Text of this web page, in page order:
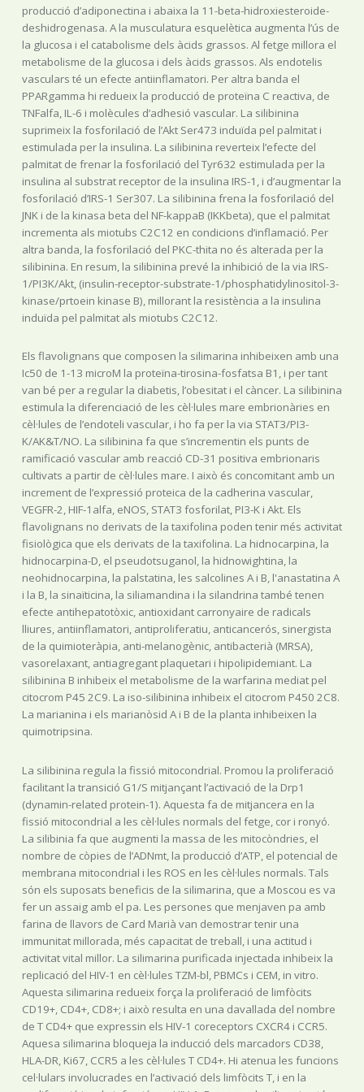
producció d’adiponectina i abaixa la 11-beta-hidroxiesteroide-
deshidrogenasa. A la musculatura esquelètica augmenta l’ús de
la glucosa i el catabolisme dels àcids grassos. Al fetge millora el
metabolisme de la glucosa i dels àcids grassos. Als endotelis
vasculars té un efecte antiinflamatori. Per altra banda el
PPARgamma hi redueix la producció de proteïna C reactiva, de
TNFalfa, IL-6 i molècules d’adhesió vascular. La silibinina
suprimeix la fosforilació de l’Akt Ser473 induïda pel palmitat i
estimulada per la insulina. La silibinina reverteix l’efecte del
palmitat de frenar la fosforilació del Tyr632 estimulada per la
insulina al substrat receptor de la insulina IRS-1, i d’augmentar la
fosforilació d’IRS-1 Ser307. La silibinina frena la fosforilació del
JNK i de la kinasa beta del NF-kappaB (IKKbeta), que el palmitat
incrementa als miotubs C2C12 en condicions d’inflamació. Per
altra banda, la fosforilació del PKC-thita no és alterada per la
silibinina. En resum, la silibinina prevé la inhibició de la via IRS-
1/PI3K/Akt, (insulin-receptor-substrate-1/phosphatidylinositol-3-
kinase/prtoein kinase B), millorant la resistència a la insulina
induïda pel palmitat als miotubs C2C12.
Els flavolignans que composen la silimarina inhibeixen amb una
Ic50 de 1-13 microM la proteïna-tirosina-fosfatsa B1, i per tant
van bé per a regular la diabetis, l’obesitat i el càncer. La silibinina
estimula la diferenciació de les cèl·lules mare embrionàries en
cèl·lules de l’endoteli vascular, i ho fa per la via STAT3/PI3-
K/AK&T/NO. La silibinina fa que s’incrementin els punts de
ramificació vascular amb reacció CD-31 positiva embrionaris
cultivats a partir de cèl·lules mare. I això és concomitant amb un
increment de l’expressió proteica de la cadherina vascular,
VEGFR-2, HIF-1alfa, eNOS, STAT3 fosforilat, PI3-K i Akt. Els
flavolignans no derivats de la taxifolina poden tenir més activitat
fisiològica que els derivats de la taxifolina. La hidnocarpina, la
hidnocarpina-D, el pseudotsuganol, la hidnowightina, la
neohidnocarpina, la palstatina, les salcolines A i B, l'anastatina A
i la B, la sinaïticina, la siliamandina i la silandrina també tenen
efecte antihepatotòxic, antioxidant carronyaire de radicals
lliures, antiinflamatori, antiproliferatiu, anticancerós, sinergista
de la quimioteràpia, anti-melanogènic, antibacterià (MRSA),
vasorelaxant, antiagregant plaquetari i hipolipidemiant. La
silibinina B inhibeix el metabolisme de la warfarina mediat pel
citocrom P45 2C9. La iso-silibinina inhibeix el citocrom P450 2C8.
La marianina i els marianòsid A i B de la planta inhibeixen la
quimotripsina.
La silibinina regula la fissió mitocondrial. Promou la proliferació
facilitant la transició G1/S mitjançant l’activació de la Drp1
(dynamin-related protein-1). Aquesta fa de mitjancera en la
fissió mitocondrial a les cèl·lules normals del fetge, cor i ronyó.
La silibinia fa que augmenti la massa de les mitocòndries, el
nombre de còpies de l’ADNmt, la producció d’ATP, el potencial de
membrana mitocondrial i les ROS en les cèl·lules normals. Tals
són els suposats beneficis de la silimarina, que a Moscou es va
fer un assaig amb el pa. Les persones que menjaven pa amb
farina de llavors de Card Marià van demostrar tenir una
immunitat millorada, més capacitat de treball, i una actitud i
activitat vital millor. La silimarina purificada injectada inhibeix la
replicació del HIV-1 en cèl·lules TZM-bl, PBMCs i CEM, in vitro.
Aquesta silimarina redueix força la proliferació de limfòcits
CD19+, CD4+, CD8+; i això resulta en una davallada del nombre
de T CD4+ que expressin els HIV-1 coreceptors CXCR4 i CCR5.
Aquesa silimarina bloqueja la inducció dels marcadors CD38,
HLA-DR, Ki67, CCR5 a les cèl·lules T CD4+. Hi atenua les funcions
cel·lulars involucrades en l’activació dels limfòcits T, i en la